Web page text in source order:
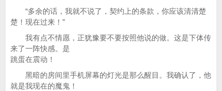
“多余的话，我就不说了，契约上的条款，你应该清清楚
楚！现在过来！”
我有点不情愿，正犹豫要不要按照他说的做。这是下体传
来了一阵快感。是
跳蛋在震动！
黑暗的房间里手机屏幕的灯光是那么醒目。我确认了，他
就是我现在的魔鬼！